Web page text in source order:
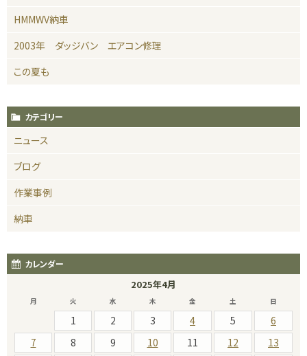
HMMWV納車
2003年 ダッジバン エアコン修理
この夏も
カテゴリー
ニュース
ブログ
作業事例
納車
カレンダー
2025年4月
月 火 水 木 金 土 日
1 2 3 4 5
6
7
8 9 10 11 12
13